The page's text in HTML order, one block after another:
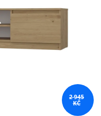
2 945
KČ